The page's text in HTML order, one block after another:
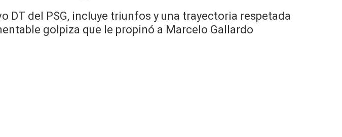
DT del PSG, incluye triunfos y una trayectoria respetada
golpiza que le propinó a Marcelo Gallardo